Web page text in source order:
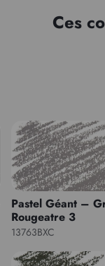
Ces
Pastel Géant –
Rougeatre 3
13763BXC